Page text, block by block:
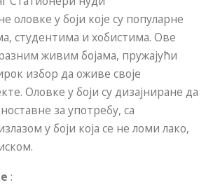
оловке у боји које су популарне
студентима и хобистима. Ове
живим бојама, пружајући
избор да оживе своје
Оловке у боји су дизајниране да
за употребу, са
у боји која се не ломи лако,
: